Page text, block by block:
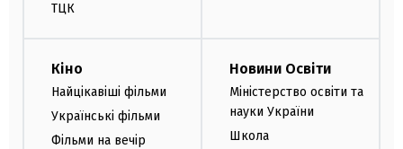
ТЦК
Кіно
Найцікавіші фільми
Українські фільми
Фільми на вечір
Новини Освіти
Міністерство освіти та
науки України
Школа